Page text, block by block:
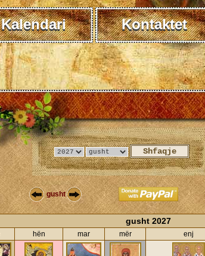
Kalendari Kontaktet
gusht
gusht 2027
hën mar mër enj